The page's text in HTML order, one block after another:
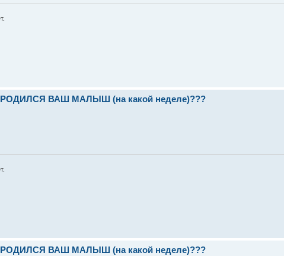
ВАШ МАЛЫШ (на какой неделе)???
ВАШ МАЛЫШ (на какой неделе)???